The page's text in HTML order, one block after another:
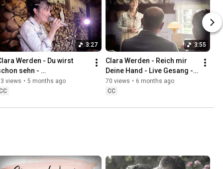
3:27
Werden - Du wirst
sehn -
views • 5 months ago
3:55
Clara Werden - Reich mir
Deine Hand - Live Gesang -
standesamtliche Trauung
Freilandmuseum Lehde
70 views • 6 months ago
CC